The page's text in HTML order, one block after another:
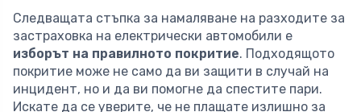
Следващата стъпка за намаляване на разходите за
застраховка на електрически автомобили е
изборът на правилното покритие. Подходящото
покритие може не само да ви защити в случай на
инцидент, но и да ви помогне да спестите пари.
Искате да се уверите, че не плащате излишно за